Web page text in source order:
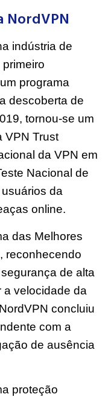
NordVPN
indústria de
programa
descoberta de
tornou-se um
VPN Trust
da VPN em
Nacional de
da
online.
das Melhores
reconhecendo
de alta
a velocidade da
concluiu
com a
de ausência
proteção